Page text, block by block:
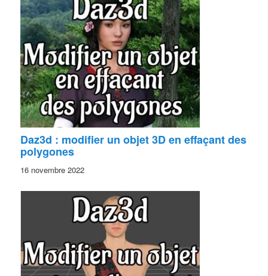
Daz3d : modifier un objet 3D en effaçant des
polygones
16 novembre 2022